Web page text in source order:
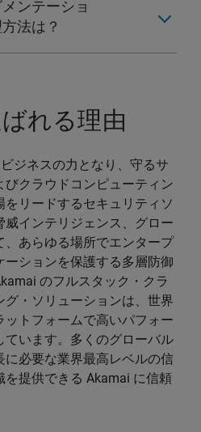
ンテーショ
法は？
れる理由
ジネスの力となり、守るサ
クラウドコンピューティン
をリードするセキュリティソ
威インテリジェンス、グロー
あらゆる場所でエンタープ
ーションを保護する多層防御
のフルスタック・クラ
グ・ソリューションは、世界
トフォームで高いパフォー
ています。多くのグローバル
必要な業界最高レベルの信
提供できる Akamai に信頼